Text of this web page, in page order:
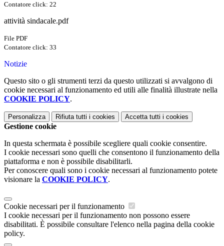
Contatore click: 22
attività sindacale.pdf
File PDF
Contatore click: 33
Notizie
Questo sito o gli strumenti terzi da questo utilizzati si avvalgono di
cookie necessari al funzionamento ed utili alle finalità illustrate nella
COOKIE POLICY.
Personalizza Rifiuta tutti i cookies Accetta tutti i cookies
Gestione cookie
In questa schermata è possibile scegliere quali cookie consentire.
I cookie necessari sono quelli che consentono il funzionamento della
piattaforma e non è possibile disabilitarli.
Per conoscere quali sono i cookie necessari al funzionamento potete
visionare la COOKIE POLICY.
Cookie necessari per il funzionamento
I cookie necessari per il funzionamento non possono essere
disabilitati. È possibile consultare l'elenco nella pagina della cookie
policy.